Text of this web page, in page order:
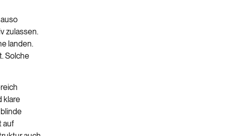
zulassen.
landen.
Solche
klare
auf